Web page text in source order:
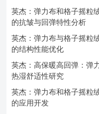
英杰：弹力布和格子摇粒
的抗皱与回弹特性分析
英杰：弹力布与格子摇粒
的结构性能优化
英杰：高保暖高回弹：弹
热湿舒适性研究
英杰：弹力布和格子摇粒
的应用开发